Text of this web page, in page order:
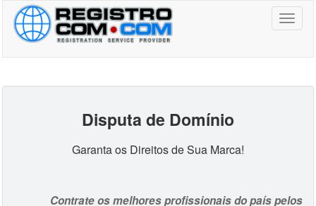
Toggle
Disputa de Domínio
Garanta os Direitos de Sua Marca!
Contrate os melhores profissionais do país pelos